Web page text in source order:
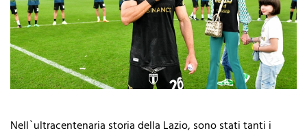
Nell`ultracentenaria storia della Lazio, sono stati tanti i